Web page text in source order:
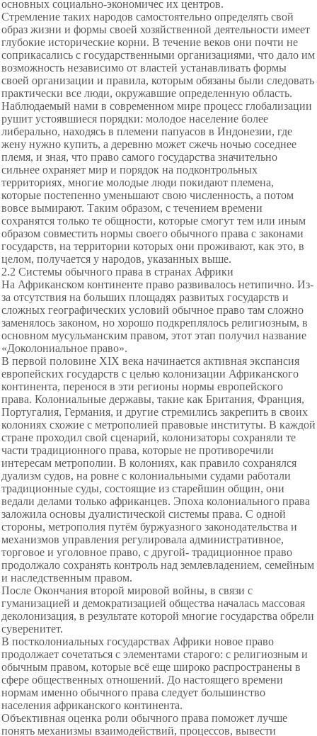
основных социально-экономичес их центров.
Стремление таких народов самостоятельно определять свой
образ жизни и формы своей хозяйственной деятельности имеет
глубокие исторические корни. В течение веков они почти не
соприкасались с государственными организациями, что дало им
возможность независимо от властей устанавливать формы
своей организации и правила, которым обязаны были следовать
практически все люди, окружавшие определенную область.
Наблюдаемый нами в современном мире процесс глобализации
рушит устоявшиеся порядки: молодое население более
либерально, находясь в племени папуасов в Индонезии, где
жену нужно купить, а деревню может сжечь ночью соседнее
племя, и зная, что право самого государства значительно
сильнее охраняет мир и порядок на подконтрольных
территориях, многие молодые люди покидают племена,
которые постепенно уменьшают свою численность, а потом
вовсе вымирают. Таким образом, с течением времени
сохранятся только те общности, которые смогут тем или иным
образом совместить нормы своего обычного права с законами
государств, на территории которых они проживают, как это, в
целом, получается у народов, указанных выше.
2.2 Системы обычного права в странах Африки
На Африканском континенте право развивалось нетипично. Из-
за отсутствия на больших площадях развитых государств и
сложных географических условий обычное право там сложно
заменялось законом, но хорошо подкреплялось религиозным, в
основном мусульманским правом, этот этап получил название
«Доколониальное право».
В первой половине XIX века начинается активная экспансия
европейских государств с целью колонизации Африканского
континента, перенося в эти регионы нормы европейского
права. Колониальные державы, такие как Британия, Франция,
Португалия, Германия, и другие стремились закрепить в своих
колониях схожие с метрополией правовые институты. В каждой
стране проходил свой сценарий, колонизаторы сохраняли те
части традиционного права, которые не противоречили
интересам метрополии. В колониях, как правило сохранялся
дуализм судов, на ровне с колониальными судами работали
традиционные суды, состоящие из старейшин общин, они
ведали делами только африканцев. Эпоха колониального права
заложила основы дуалистической системы права. С одной
стороны, метрополия путём буржуазного законодательства и
механизмов управления регулировала административное,
торговое и уголовное право, с другой- традиционное право
продолжало сохранять контроль над землевладением, семейным
и наследственным правом.
После Окончания второй мировой войны, в связи с
гуманизацией и демократизацией общества началась массовая
деколонизация, в результате которой многие государства обрели
суверенитет.
В постколониальных государствах Африки новое право
продолжает сочетаться с элементами старого: с религиозным и
обычным правом, которые всё еще широко распространены в
сфере общественных отношений. До настоящего времени
нормам именно обычного права следует большинство
населения африканского континента.
Объективная оценка роли обычного права поможет лучше
понять механизмы взаимодействий, процессов, вывести